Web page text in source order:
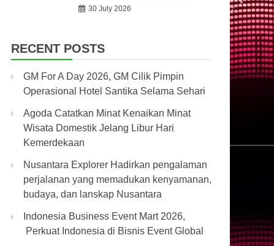
30 July 2026
RECENT POSTS
GM For A Day 2026, GM Cilik Pimpin
Operasional Hotel Santika Selama Sehari
Agoda Catatkan Minat Kenaikan Minat
Wisata Domestik Jelang Libur Hari
Kemerdekaan
Nusantara Explorer Hadirkan pengalaman
perjalanan yang memadukan kenyamanan,
budaya, dan lanskap Nusantara
Indonesia Business Event Mart 2026,
Perkuat Indonesia di Bisnis Event Global